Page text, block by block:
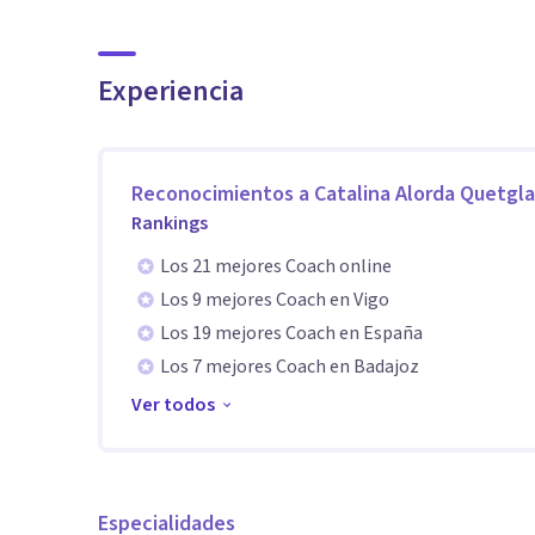
Aptitudes
. Tras años de trabajo en el sector, decidí dar un paso
Creo en la importancia de una relación terapéutica
bienestar que mereces.
📅 Empieza hoy mismo tu proceso de cambio.
Experiencia
Reconocimientos a Catalina Alorda
Rankings
Los 21 mejores Coach online
Los 9 mejores Coach en Vigo
Los 19 mejores Coach en España
Los 7 mejores Coach en Badajoz
Ver todos
Especialidades